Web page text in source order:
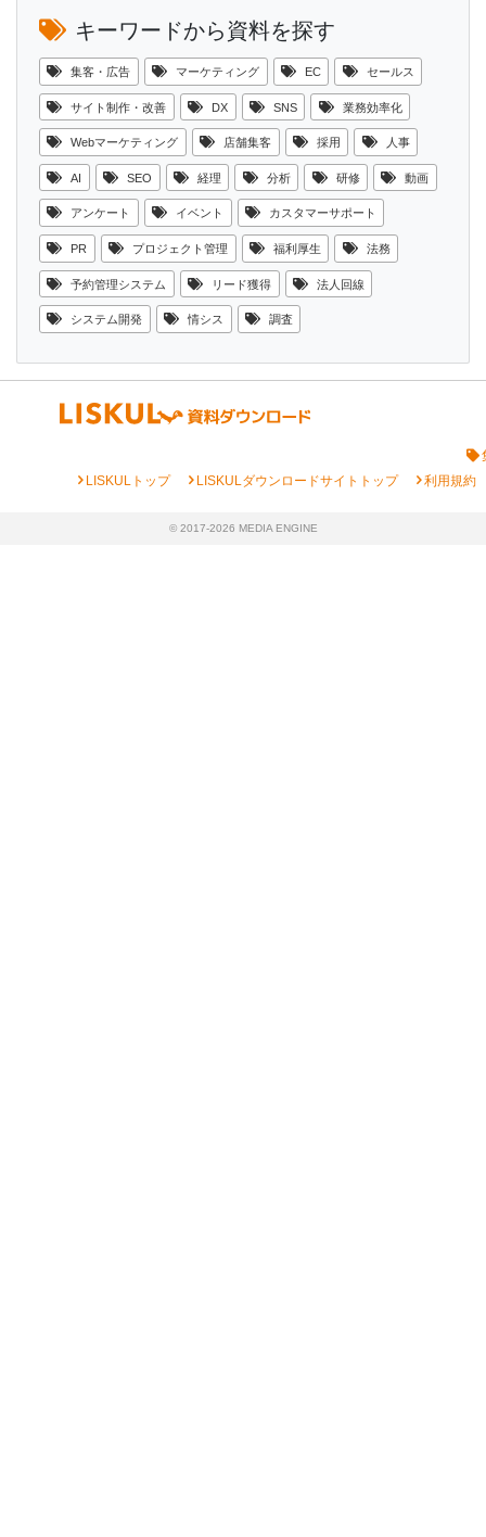
キーワードから資料を探す
集客・広告 マーケティング EC セールス
サイト制作・改善 DX SNS 業務効率化
Webマーケティング 店舗集客 採用 人事
AI SEO 経理 分析 研修 動画
アンケート イベント カスタマーサポート
PR プロジェクト管理 福利厚生 法務
予約管理システム リード獲得 法人回線
システム開発 情シス 調査
chevron_rightLISKULトップ chevron_rightLISKULダウンロードサイトトップ chevron_right利用規約
© 2017-2026 MEDIA ENGINE